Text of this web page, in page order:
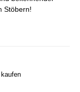
Stöbern!